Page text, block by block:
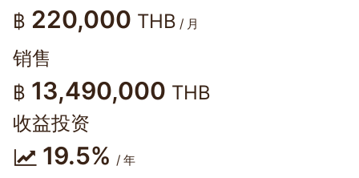
฿ 220,000 THB / 月
销售
฿ 13,490,000 THB
收益投资
19.5% / 年